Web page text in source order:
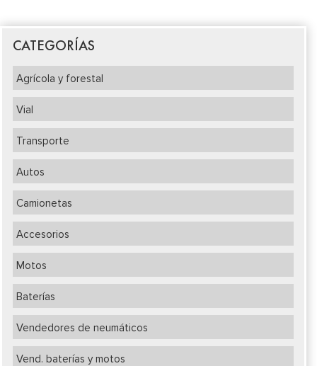
CATEGORÍAS
Agrícola y forestal
Vial
Transporte
Autos
Camionetas
Accesorios
Motos
Baterías
Vendedores de neumáticos
Vend. baterías y motos